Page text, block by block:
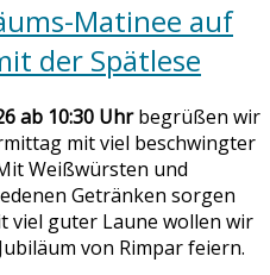
Matinee auf
der Spätlese
ab 10:30 Uhrbegrüßen wir
mit viel beschwingter
Weißwürsten und
Getränken sorgen
viel guter Laune wollen wir
von Rimpar feiern.